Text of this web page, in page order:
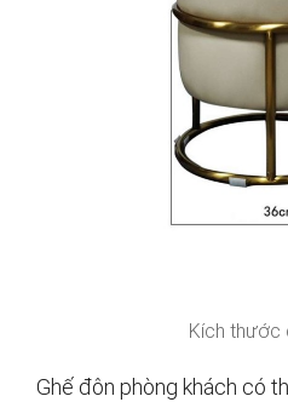
Kích thước
Ghế đôn phòng khách có